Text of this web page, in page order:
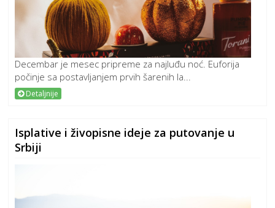
Decembar je mesec pripreme za najluđu noć. Euforija
počinje sa postavljanjem prvih šarenih la...
Detaljnije
Isplative i živopisne ideje za putovanje u
Srbiji